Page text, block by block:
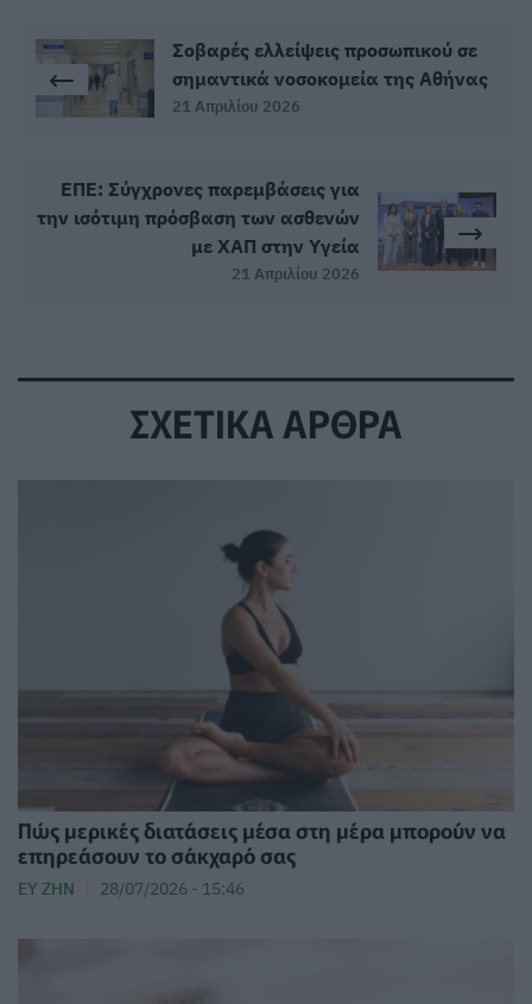
Σοβαρές ελλείψεις προσωπικού σε
σημαντικά νοσοκομεία της Αθήνας
21 Απριλίου 2026
ΕΠΕ: Σύγχρονες παρεμβάσεις για
την ισότιμη πρόσβαση των ασθενών
με ΧΑΠ στην Υγεία
21 Απριλίου 2026
ΣΧΕΤΙΚΑ ΑΡΘΡΑ
Πώς μερικές διατάσεις μέσα στη μέρα μπορούν να
επηρεάσουν το σάκχαρό σας
ΕΥ ΖΗΝ 28/07/2026 - 15:46